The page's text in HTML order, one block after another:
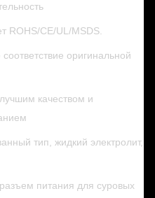
ROHS/CE/UL/MSDS.
оригинальной
качеством и
тип, жидкий электролит,
питания для суровых